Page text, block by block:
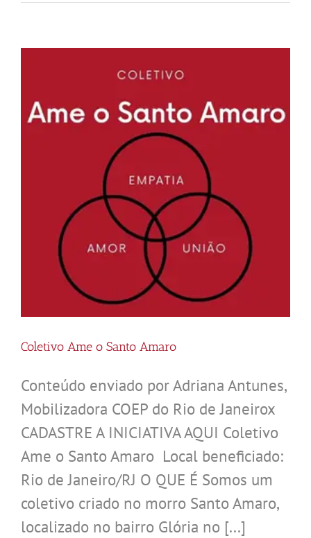
Coletivo Ame o Santo Amaro
Conteúdo enviado por Adriana Antunes,
Mobilizadora COEP do Rio de Janeirox
CADASTRE A INICIATIVA AQUI Coletivo
Ame o Santo Amaro Local beneficiado:
Rio de Janeiro/RJ O QUE É Somos um
coletivo criado no morro Santo Amaro,
localizado no bairro Glória no [...]